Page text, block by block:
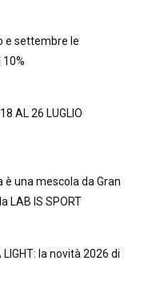
e settembre le
AL 26 LUGLIO
è una mescola da Gran
LAB IS SPORT
LIGHT: la novità 2026 di